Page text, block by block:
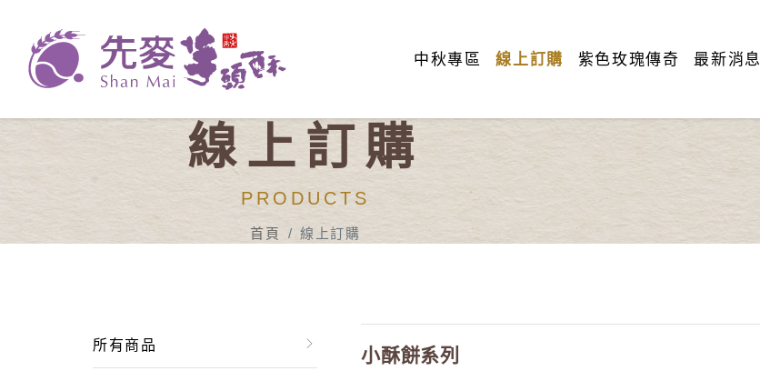
中秋專區 線上訂購 紫色玫瑰傳奇 最新消息
線上訂購
PRODUCTS
首頁 線上訂購
所有商品 小酥餅系列